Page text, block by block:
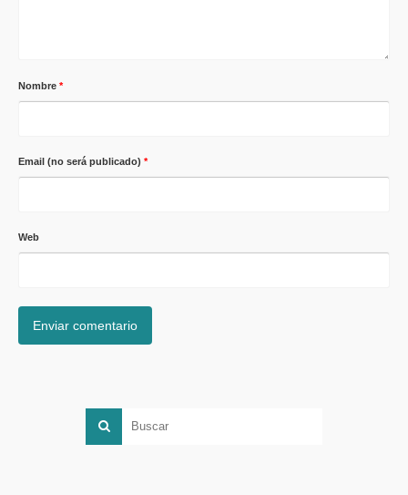
Nombre *
Email (no será publicado) *
Web